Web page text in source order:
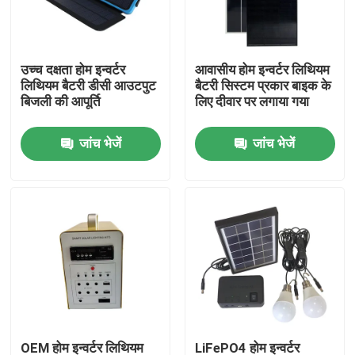
कारखाना भ्रमण
गुणवत्ता नियंत्रण
एक उद्धरण का अनुरोध करें
लिथियम आयन बैटरी सेल
लिथियम आयरन फॉस्फेट बैटरी सेल
उच्च दक्षता होम इन्वर्टर
लिथियम बैटरी डीसी आउटपुट
बिजली की आपूर्ति
जांच भेजें
आवासीय होम इन्वर्टर लिथियम
बैटरी सिस्टम प्रकार बाइक के
लिए दीवार पर लगाया गया
जांच भेजें
OEM होम इन्वर्टर लिथियम LiFePO4 होम इन्वर्टर